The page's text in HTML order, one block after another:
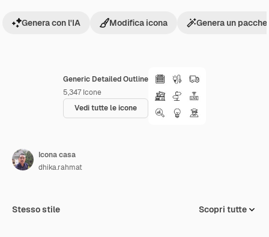
Generic Detailed Outline
5,347 Icone
Vedi tutte le icone
Genera con l'IA Modifica icona Genera un
Icona casa
dhika.rahmat
Stesso stile Scopri tutte